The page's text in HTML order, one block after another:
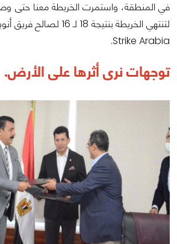
لتنتهي الخريطة بنتيجة 18
Strike Arabia.
توجهات نرى أثرها على الأرض.